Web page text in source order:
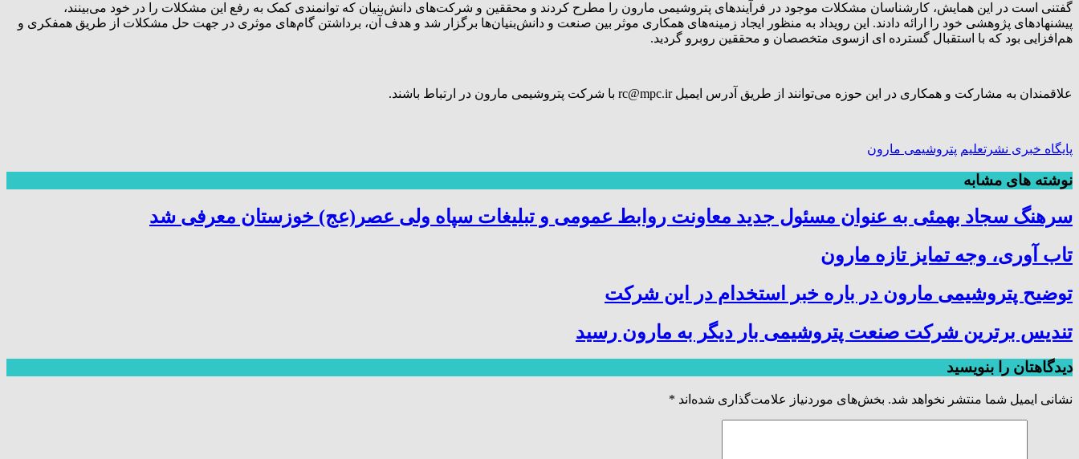
گفتنی است در این همایش، کارشناسان مشکلات موجود در فرآیندهای پتروشیمی مارون را مطرح کردند و محققین و شرکت‌های دانش‌بنیان که توانمندی کمک به رفع این مشکلات را در خود می‌بینند،
پیشنهاد‌های پژوهشی خود را ارائه دادند. این رویداد به منظور ایجاد زمینه‌های همکاری موثر بین صنعت و دانش‌بنیان‌ها برگزار شد و هدف آن، برداشتن گام‌های موثری در جهت حل مشکلات از طریق همفکری و
هم‌افزایی بود که با استقبال گسترده ای ازسوی متخصصان و محققین روبرو گردید.
علاقمندان به مشارکت و همکاری در این حوزه می‌توانند از طریق آدرس ایمیل rc@mpc.ir با شرکت پتروشیمی مارون در ارتباط باشند.
پایگاه خبری نشرتعلیم پتروشیمی مارون
نوشته های مشابه
سرهنگ سجاد بهمئی به عنوان مسئول جدید معاونت روابط عمومی و تبلیغات سپاه ولی عصر(عج) خوزستان معرفی شد
تاب آوری، وجه تمایز تازه مارون
توضیح پتروشیمی مارون در باره خبر استخدام در این شرکت
تندیس برترین شرکت صنعت پتروشیمی بار دیگر به مارون رسید
دیدگاهتان را بنویسید
نشانی ایمیل شما منتشر نخواهد شد. بخش‌های موردنیاز علامت‌گذاری شده‌اند *